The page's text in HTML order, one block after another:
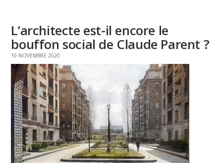
L’architecte est-il encore le
bouffon social de Claude Parent ?
10 NOVEMBRE 2020